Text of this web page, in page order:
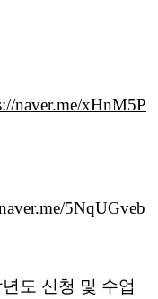
naver.me/xHnM5P
5NqUGveb
도 신청 및 수업